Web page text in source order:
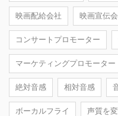
映画配給会社 映画宣伝
コンサートプロモーター
マーケティングプロモーター
絶対音感 相対音感
ボーカルフライ 声質を